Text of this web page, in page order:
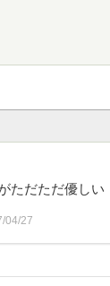
ただただ優しい
04/27